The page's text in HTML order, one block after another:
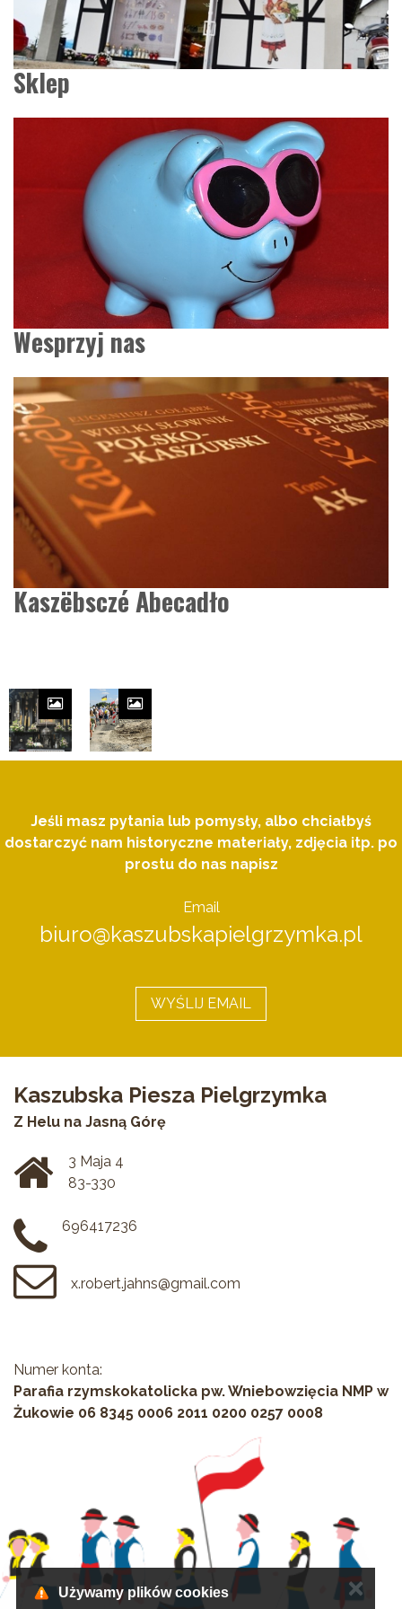
Sklep
Wesprzyj nas
Kaszëbsczé Abecadło
Jeśli masz pytania lub pomysły, albo chciałbyś
dostarczyć nam historyczne materiały, zdjęcia itp. po
prostu do nas napisz
Email
biuro@kaszubskapielgrzymka.pl
WYŚLIJ EMAIL
Kaszubska Piesza Pielgrzymka
Z Helu na Jasną Górę
3 Maja 4
83-330
696417236
x.robert.jahns@gmail.com
Numer konta:
Parafia rzymskokatolicka pw. Wniebowzięcia NMP w
Żukowie 06 8345 0006 2011 0200 0257 0008
Używamy plików cookies ✕